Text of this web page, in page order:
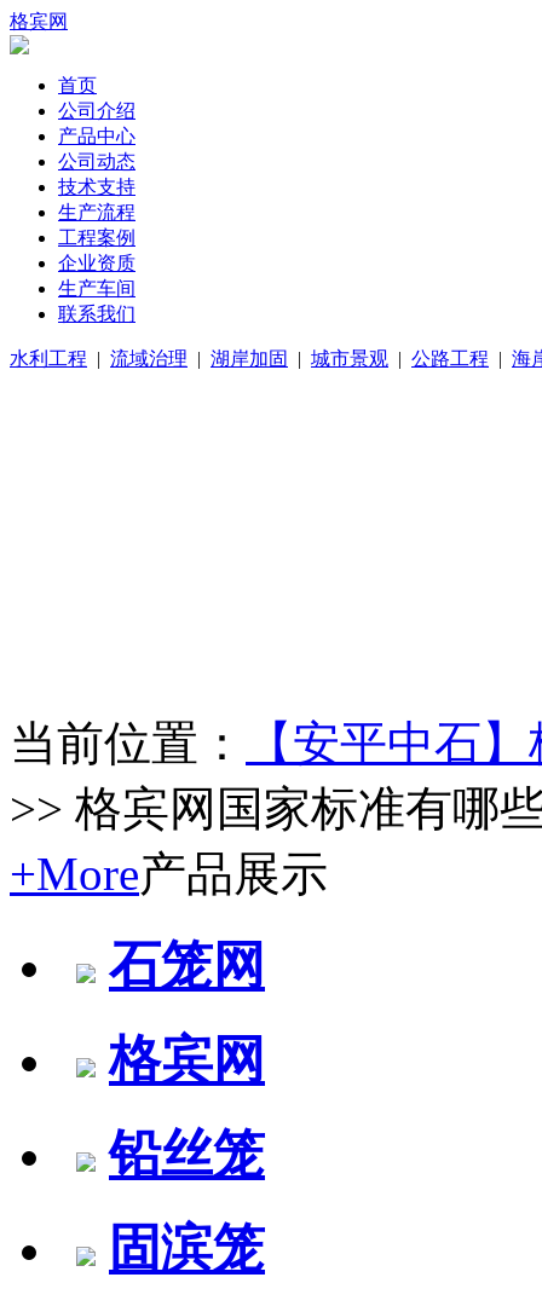
格宾网
首页
公司介绍
产品中心
公司动态
技术支持
生产流程
工程案例
企业资质
生产车间
联系我们
水利工程 | 流域治理 | 湖岸加固 | 城市景观 | 公路工程 | 海
当前位置：
【安平中石
>> 格宾网国家标准有哪
+More产品展示
石笼网
格宾网
铅丝笼
固滨笼